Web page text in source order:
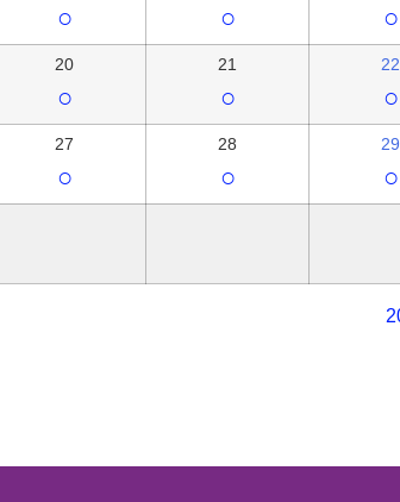
○ ○ ○
20
○
21
○
22
○
27
○
28
○
29
○